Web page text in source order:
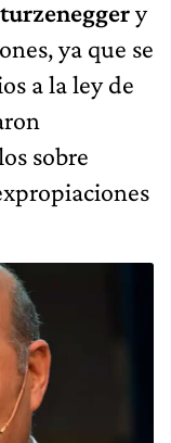
y
ya que se
a la ley de
sobre